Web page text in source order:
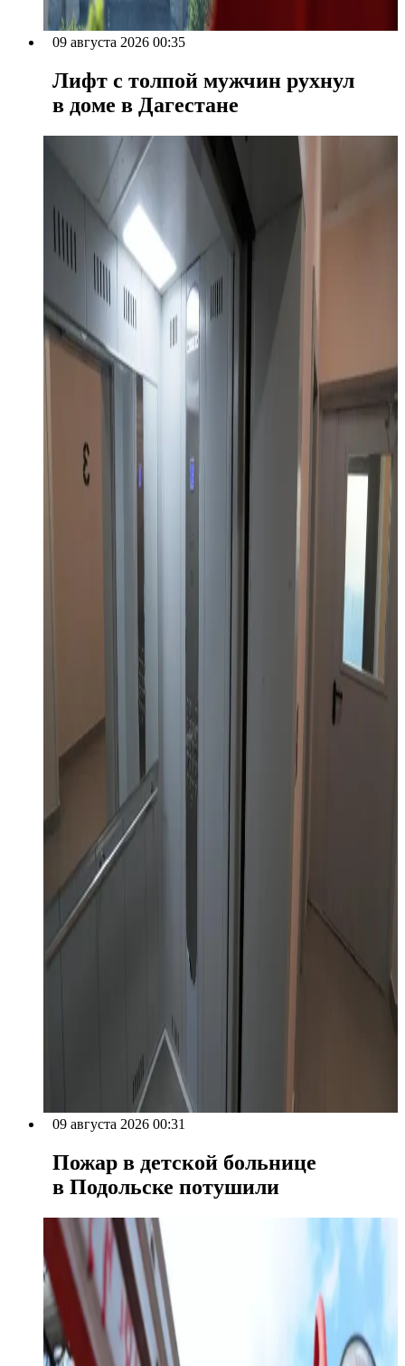
09 августа 2026 00:35
Лифт с толпой мужчин рухнул
в доме в Дагестане
09 августа 2026 00:31
Пожар в детской больнице
в Подольске потушили